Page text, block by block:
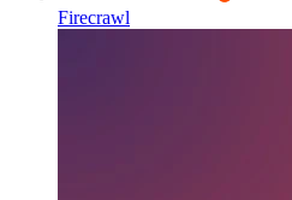
Firecrawl